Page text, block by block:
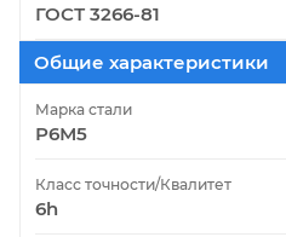
ГОСТ 3266-81
Общие характеристики
Марка стали
Р6М5
Класс точности/Квалитет
6h